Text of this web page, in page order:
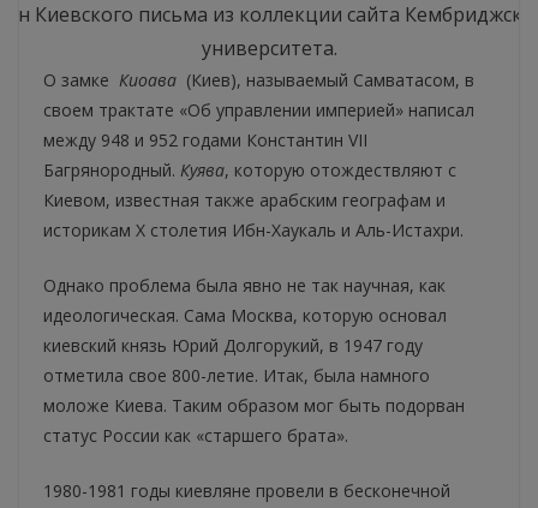
Киевского письма из коллекции сайта
университета.
О замке Киоава (Киев), называемый Самватасом, в
своем трактате «Об управлении империей» написал
между 948 и 952 годами Константин VII
Багрянородный. Куява, которую отождествляют с
Киевом, известная также арабским географам и
историкам X столетия Ибн-Хаукаль и Аль-Истахри.
Однако проблема была явно не так научная, как
идеологическая. Сама Москва, которую основал
киевский князь Юрий Долгорукий, в 1947 году
отметила свое 800-летие. Итак, была намного
моложе Киева. Таким образом мог быть подорван
статус России как «старшего брата».
1980-1981 годы киевляне провели в бесконечной